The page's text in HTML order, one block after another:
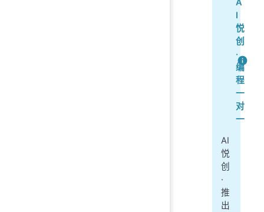
I
悦
创
·
编
程
一
对
一
AI
悦
创
·
推
出